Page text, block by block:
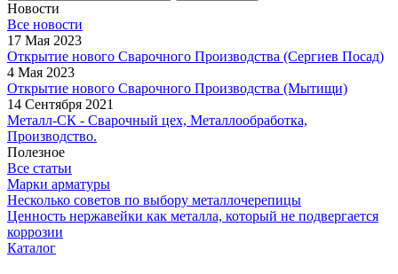
Новости
Все новости
17 Мая 2023
Открытие нового Сварочного Производства (Сергиев Посад)
4 Мая 2023
Открытие нового Сварочного Производства (Мытищи)
14 Сентября 2021
Металл-СК - Сварочный цех, Металлообработка,
Производство.
Полезное
Все статьи
Марки арматуры
Несколько советов по выбору металлочерепицы
Ценность нержавейки как металла, который не подвергается
коррозии
Каталог